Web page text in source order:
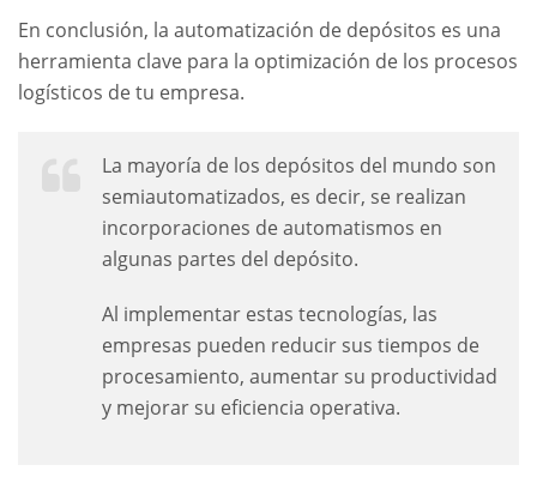
En conclusión, la automatización de depósitos es una
herramienta clave para la optimización de los procesos
logísticos de tu empresa.
La mayoría de los depósitos del mundo son
semiautomatizados, es decir, se realizan
incorporaciones de automatismos en
algunas partes del depósito.
Al implementar estas tecnologías, las
empresas pueden reducir sus tiempos de
procesamiento, aumentar su productividad
y mejorar su eficiencia operativa.